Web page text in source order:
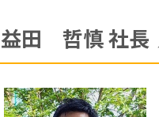
益田 哲慎 社長